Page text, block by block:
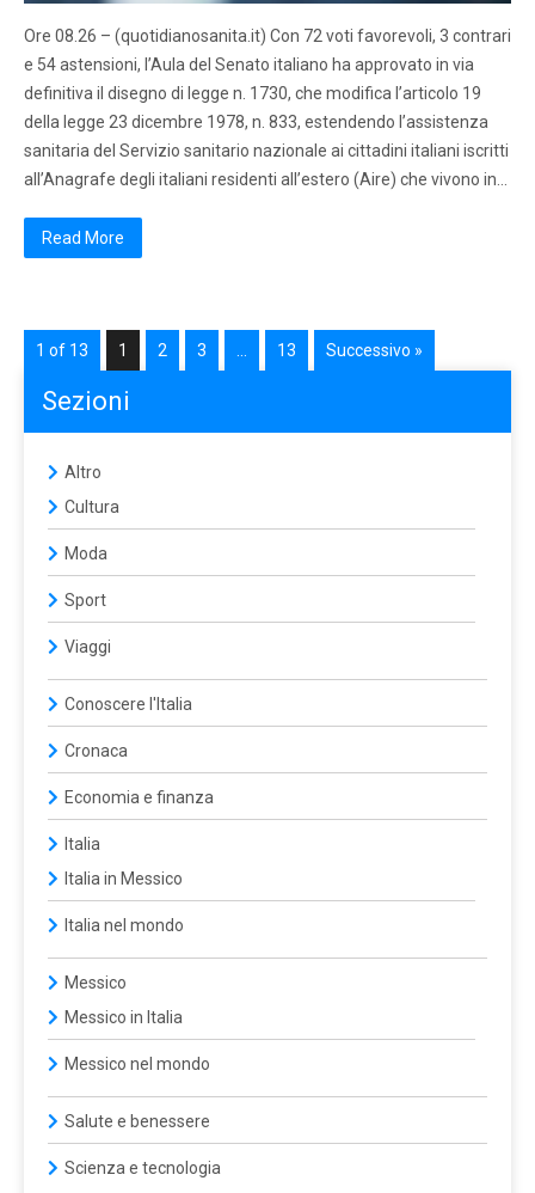
Ore 08.26 – (quotidianosanita.it) Con 72 voti favorevoli, 3 contrari
e 54 astensioni, l’Aula del Senato italiano ha approvato in via
definitiva il disegno di legge n. 1730, che modifica l’articolo 19
della legge 23 dicembre 1978, n. 833, estendendo l’assistenza
sanitaria del Servizio sanitario nazionale ai cittadini italiani iscritti
all’Anagrafe degli italiani residenti all’estero (Aire) che vivono in…
Read More
1 of 13 1 2 3 13 Successivo »
Sezioni
Altro
Cultura
Moda
Sport
Viaggi
Conoscere l'Italia
Cronaca
Economia e finanza
Italia
Italia in Messico
Italia nel mondo
Messico
Messico in Italia
Messico nel mondo
Salute e benessere
Scienza e tecnologia